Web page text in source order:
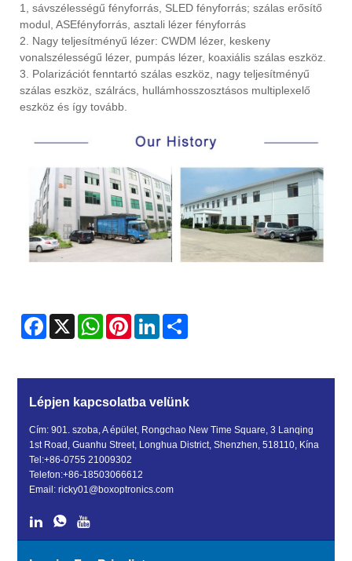
1, sávszélességű fényforrás, SLED fényforrás; szálas erősítő
modul, ASEfényforrás, asztali lézer fényforrás
2. Nagy teljesítményű lézer: CWDM lézer, keskeny
vonalszélességű lézer, pumpás lézer, koaxiális szálas eszköz.
3. Polarizációt fenntartó szálas eszköz, nagy teljesítményű
szálas eszköz, szálrács, hullámhosszosztásos multiplexelő
eszköz és így tovább.
Facebook
X WhatsAppPinterestLinkedIn
Lépjen kapcsolatba velünk
Cím: 901. szoba, A épület, Rongchao New Time Square, 3 Lanqing
1st Road, Guanhu Street, Longhua District, Shenzhen, 518110, Kína
Tel:+86-0755 21009302
Telefon:+86-18503066612
Email:ricky01@boxoptronics.com